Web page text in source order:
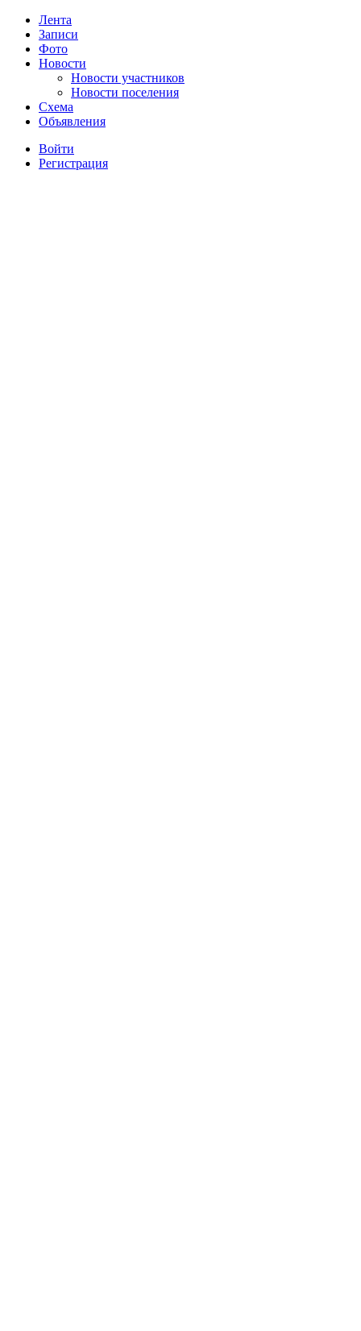
Лента
Записи
Фото
Новости
Новости участников
Новости поселения
Схема
Объявления
Войти
Регистрация